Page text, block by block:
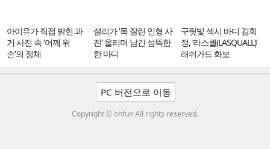
아이유가 직접 밝힌 과
거 사진 속 '어깨 위
손'의 정체
설리가 '목 잘린 인형 사
진' 올리며 남긴 섬뜩한
한 마디
구릿빛 섹시 바디 김희
정, ‘라스퀄(LASQUALL)’
래쉬가드 화보
PC 버전으로 이동
Copyright © ohfun All rights reserved.